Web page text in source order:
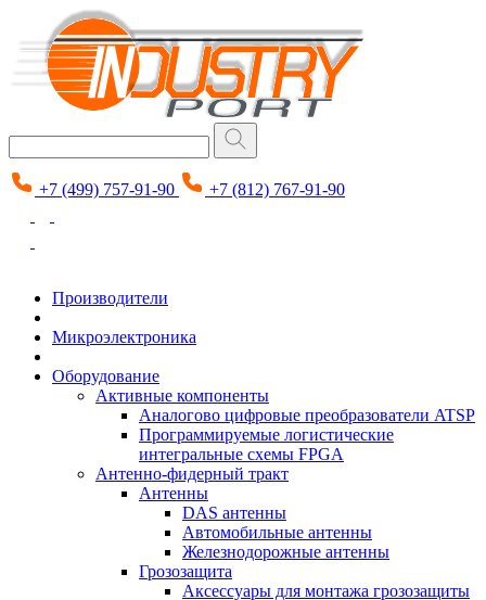
+7 (499) 757-91-90 +7 (812) 767-91-90
Производители
Микроэлектроника
Оборудование
Активные компоненты
Аналогово цифровые преобразователи ATSP
Программируемые логистические
интегральные схемы FPGA
Антенно-фидерный тракт
Антенны
DAS антенны
Автомобильные антенны
Железнодорожные антенны
Грозозащита
Аксессуары для монтажа грозозащиты